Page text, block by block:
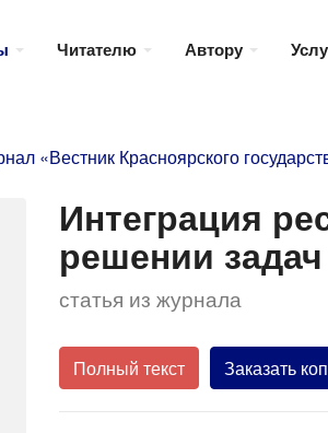
Читателю Автору
«Вестник Красноярского
Интеграция
решении
статья из журнала
Полный текст Заказать